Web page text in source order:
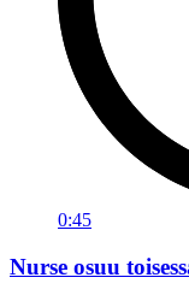
0:45
Nurse osuu